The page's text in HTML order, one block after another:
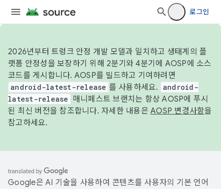
로그인
2026년부터 트렁크 안정 개발 모델과 일치하고 생태계의 플
랫폼 안정성을 보장하기 위해 2분기와 4분기에 AOSP에 소스
코드를 게시합니다. AOSP를 빌드하고 기여하려면
android-latest-release 를 사용하세요.
android-
latest-release
매니페스트 브랜치는 항상 AOSP에 푸시
된 최신 버전을 참조합니다. 자세한 내용은 AOSP 변경사항을
참고하세요.
Google은 AI 기술을 사용하여 콘텐츠를 사용자의 기본 언어